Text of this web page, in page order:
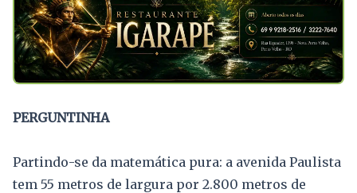
PERGUNTINHA
Partindo-se da matemática pura: a avenida Paulista
tem 55 metros de largura por 2.800 metros de